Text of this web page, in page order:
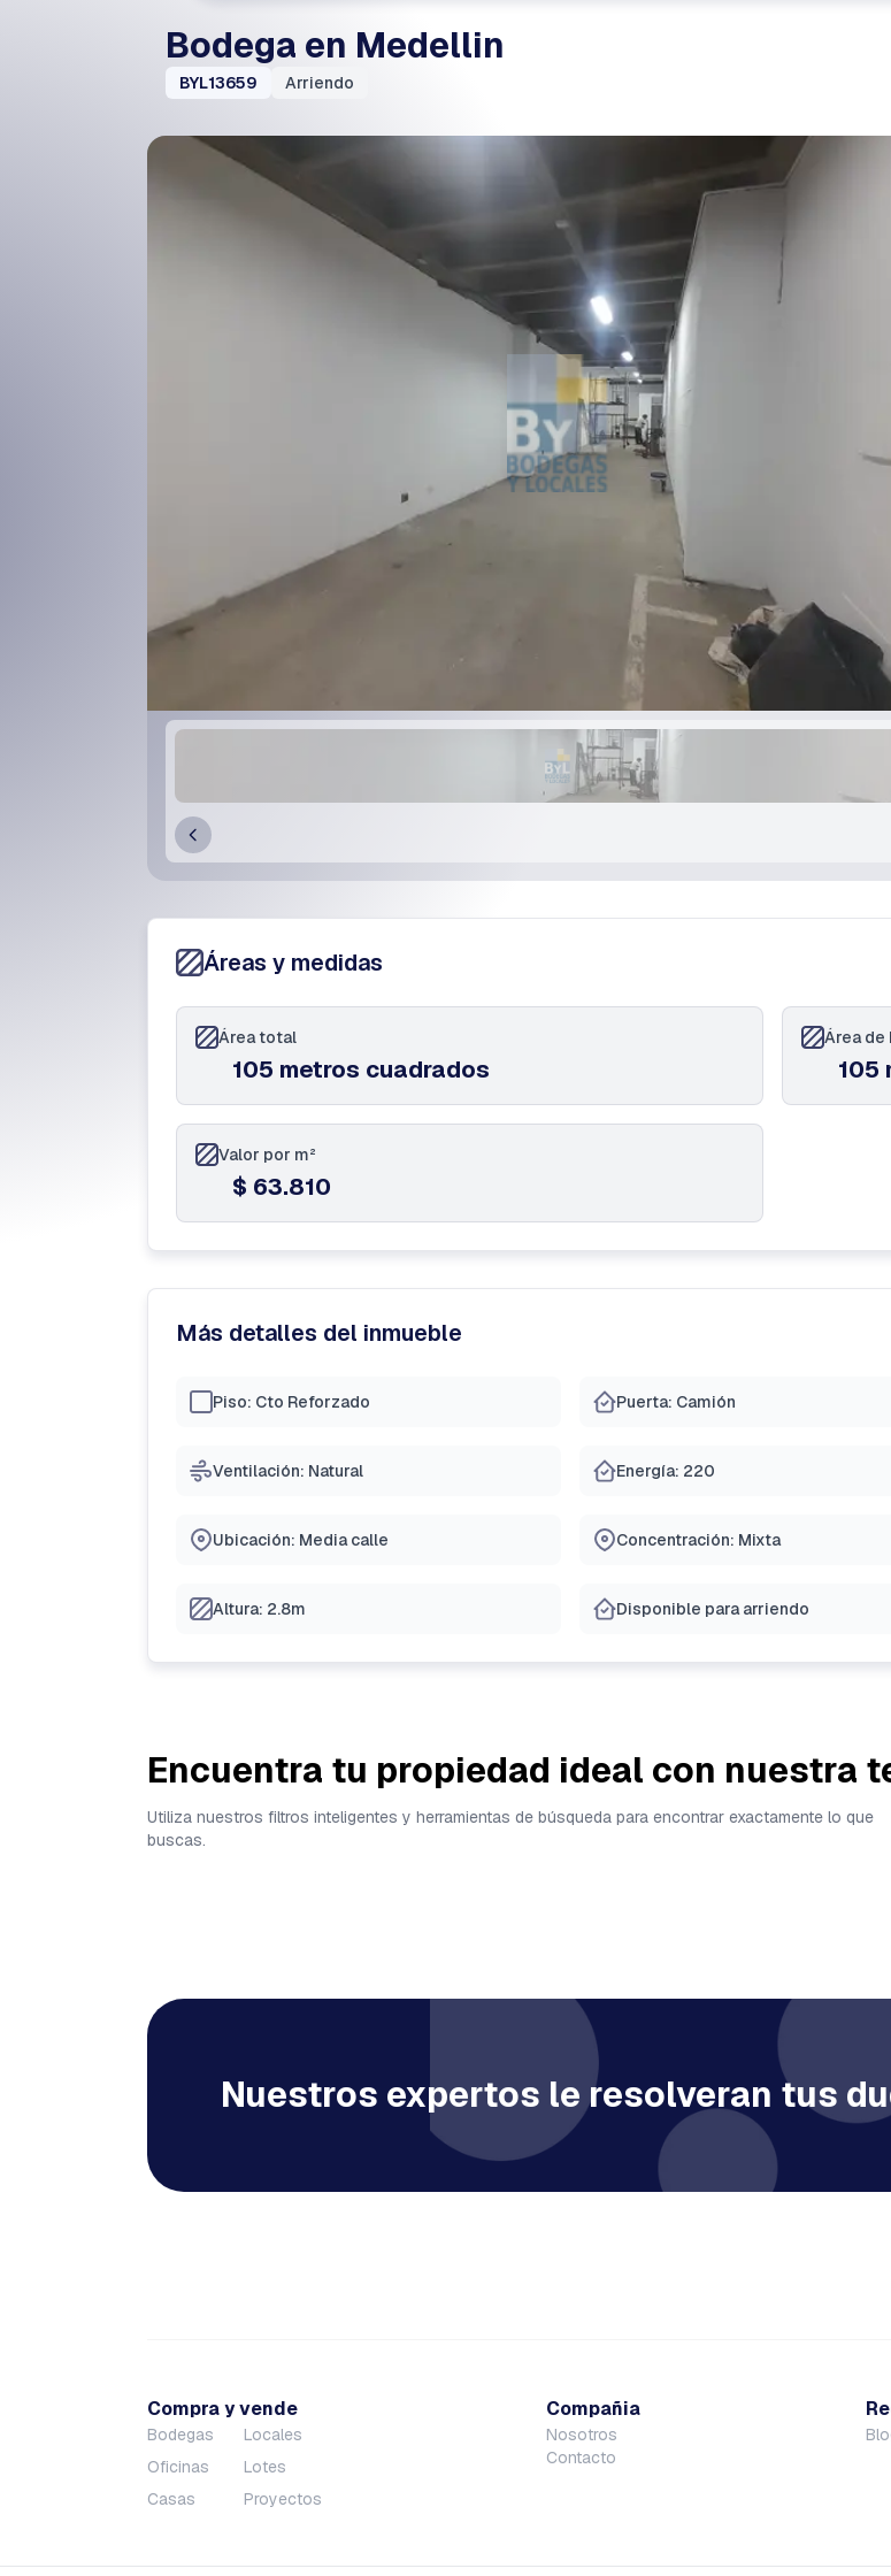
Bodega en Medellin
BYL13659 Arriendo
Áreas y medidas
Área total
105 metros cuadrados
Área de
105
Valor por m²
$ 63.810
Más detalles del inmueble
Piso: Cto Reforzado Puerta: Camión
Ventilación: Natural Energía: 220
Ubicación: Media calle Concentración: Mixta
Altura: 2.8m Disponible para arriendo
Encuentra tu propiedad ideal con nuestra
Utiliza nuestros filtros inteligentes y herramientas de búsqueda para encontrar exactamente lo que
buscas.
Nuestros expertos le resolveran tus
Compra y vende
Bodegas
Locales
Oficinas
Lotes
Casas
Proyectos
Compañia
Nosotros
Contacto